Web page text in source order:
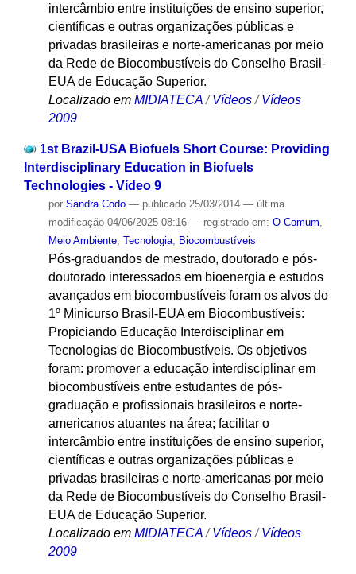
intercâmbio entre instituições de ensino superior,
científicas e outras organizações públicas e
privadas brasileiras e norte-americanas por meio
da Rede de Biocombustíveis do Conselho Brasil-
EUA de Educação Superior.
Localizado em MIDIATECA /Vídeos /Vídeos
2009
1st Brazil-USA Biofuels Short Course: Providing
Interdisciplinary Education in Biofuels
Technologies - Vídeo 9
por Sandra Codo — publicado25/03/2014 — última
modificação04/06/2025 08:16 — registrado em: O Comum
Meio Ambiente, Tecnologia, Biocombustíveis
Pós-graduandos de mestrado, doutorado e pós-
doutorado interessados em bioenergia e estudos
avançados em biocombustíveis foram os alvos do
1º Minicurso Brasil-EUA em Biocombustíveis:
Propiciando Educação Interdisciplinar em
Tecnologias de Biocombustíveis. Os objetivos
foram: promover a educação interdisciplinar em
biocombustíveis entre estudantes de pós-
graduação e profissionais brasileiros e norte-
americanos atuantes na área; facilitar o
intercâmbio entre instituições de ensino superior,
científicas e outras organizações públicas e
privadas brasileiras e norte-americanas por meio
da Rede de Biocombustíveis do Conselho Brasil-
EUA de Educação Superior.
Localizado em MIDIATECA /Vídeos /Vídeos
2009